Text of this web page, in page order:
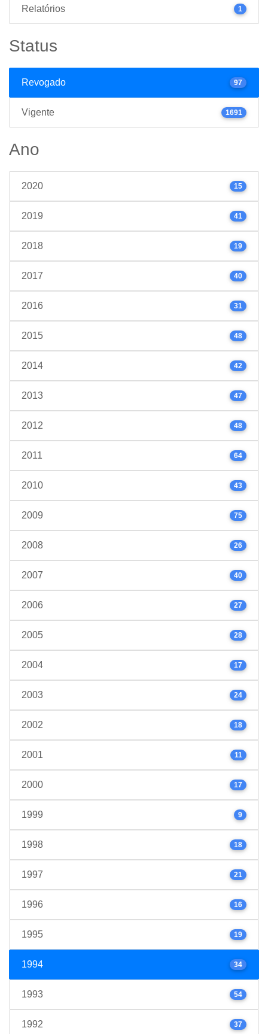
Relatórios 1
Status
Revogado 97
Vigente 1691
Ano
2020 15
2019 41
2018 19
2017 40
2016 31
2015 48
2014 42
2013 47
2012 48
2011 64
2010 43
2009 75
2008 26
2007 40
2006 27
2005 28
2004 17
2003 24
2002 18
2001 11
2000 17
1999 9
1998 18
1997 21
1996 16
1995 19
1994 34
1993 54
1992 37